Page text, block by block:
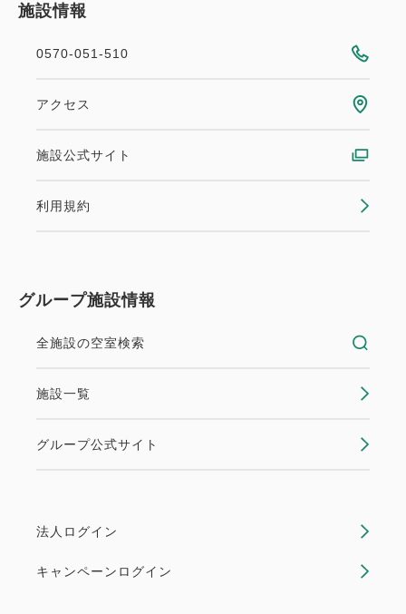
施設情報
0570-051-510
アクセス
施設公式サイト
利用規約
グループ施設情報
全施設の空室検索
施設一覧
グループ公式サイト
法人ログイン
キャンペーンログイン